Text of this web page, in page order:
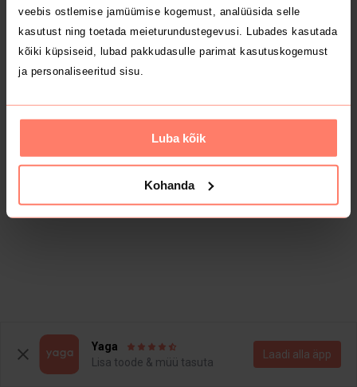
veebis ostlemise jamüümise kogemust, analüüsida selle
kasutust ning toetada meieturundustegevusi. Lubades kasutada
kõiki küpsiseid, lubad pakkudasulle parimat kasutuskogemust
ja personaliseeritud sisu.
Luba kõik
Kohanda
Yaga
Lisa toode & müü tasuta
Laadi alla äpp